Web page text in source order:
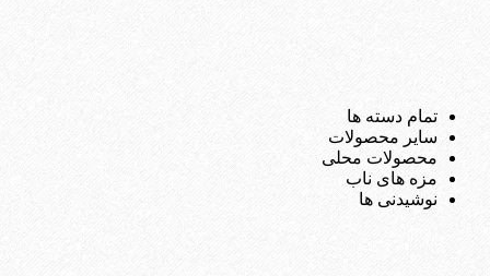
تمام دسته ها
سایر محصولات
محصولات محلی
مزه های ناب
نوشیدنی ها